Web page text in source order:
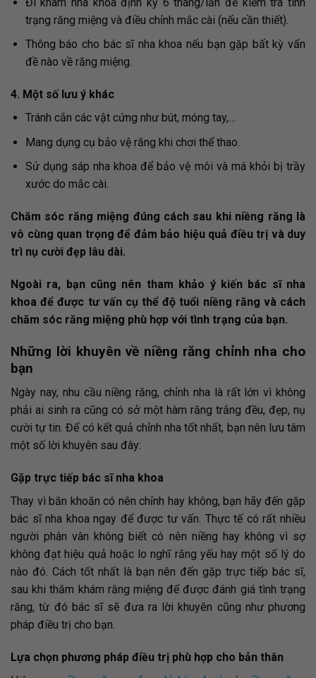
trạng răng miệng và điều chỉnh mắc cài (nếu cần thiết).
Thông báo cho bác sĩ nha khoa nếu bạn gặp bất kỳ vấn
đề nào về răng miệng.
4. Một số lưu ý khác
Tránh cắn các vật cứng như bút, móng tay,…
Mang dụng cụ bảo vệ răng khi chơi thể thao.
Sử dụng sáp nha khoa để bảo vệ môi và má khỏi bị trầy
xước do mắc cài.
Chăm sóc răng miệng đúng cách sau khi niềng răng là
vô cùng quan trọng để đảm bảo hiệu quả điều trị và duy
trì nụ cười đẹp lâu dài.
Ngoài ra, bạn cũng nên tham khảo ý kiến bác sĩ nha
khoa để được tư vấn cụ thể độ tuổi niềng răng và cách
chăm sóc răng miệng phù hợp với tình trạng của bạn.
Những lời khuyên về niềng răng chỉnh nha cho
bạn
Ngày nay, nhu cầu niềng răng, chỉnh nha là rất lớn vì không
phải ai sinh ra cũng có sở một hàm răng trắng đều, đẹp, nụ
cười tự tin. Để có kết quả chỉnh nha tốt nhất, bạn nên lưu tâm
một số lời khuyên sau đây:
Gặp trực tiếp bác sĩ nha khoa
Thay vì băn khoăn có nên chỉnh hay không, bạn hãy đến gặp
bác sĩ nha khoa ngay để được tư vấn. Thực tế có rất nhiều
người phân vân không biết có nên niềng hay không vì sợ
không đạt hiệu quả hoặc lo nghĩ răng yếu hay một số lý do
nào đó. Cách tốt nhất là bạn nên đến gặp trực tiếp bác sĩ,
sau khi thăm khám răng miệng để được đánh giá tình trạng
răng, từ đó bác sĩ sẽ đưa ra lời khuyên cũng như phương
pháp điều trị cho bạn.
Lựa chọn phương pháp điều trị phù hợp cho bản thân